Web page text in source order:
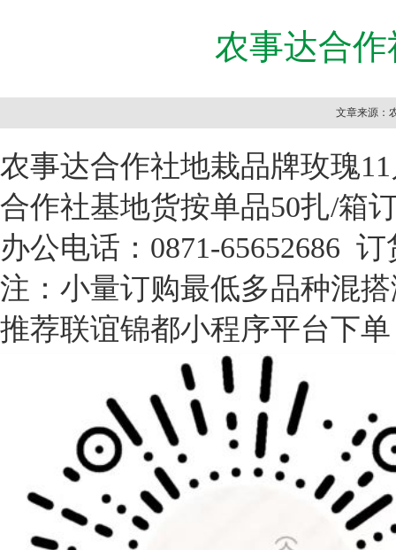
农事达合
文章来源：
农事达合作社地栽品牌玫瑰
合作社基地货按单品50扎/
办公电话：0871-65652686
注：小量订购最低多品种
推荐联谊锦都小程序平台下